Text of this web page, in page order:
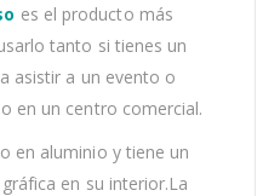
es el producto más
tanto si tienes un
asistir a un evento o
en un centro comercial.
en aluminio y tiene un
en su interior.La